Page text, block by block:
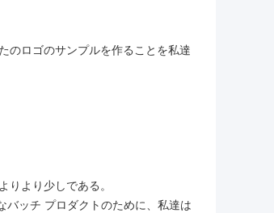
のロゴのサンプルを作ることを私達
りより少しである。
バッチ プロダクトのために、私達は